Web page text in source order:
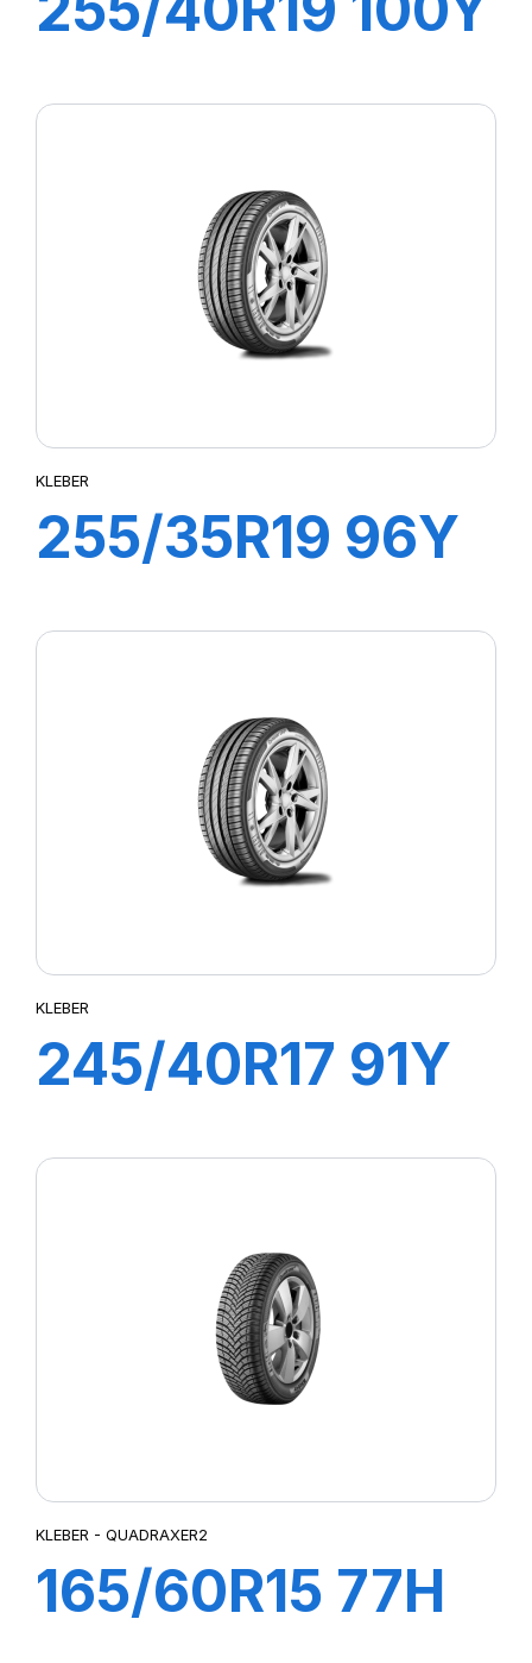
KLEBER
255/35R19 96Y
KLEBER
245/40R17 91Y
KLEBER - QUADRAXER2
165/60R15 77H